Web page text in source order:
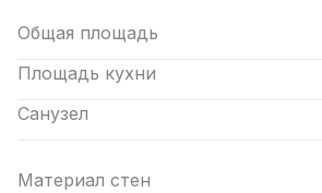
Общая площадь
Площадь кухни
Санузел
Материал стен